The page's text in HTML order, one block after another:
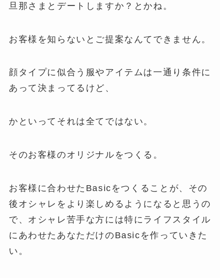
旦那さまとデートしますか？とかね。
お客様を知らないとご提案なんてできません。
顔タイプに似合う服やアイテムは一通り条件に
あって決まってるけど、
かといってそれは全てではない。
そのお客様のオリジナルをつくる。
お客様に合わせたBasicをつくることが、その
後オシャレをより楽しめるようになると思うの
で、オシャレ苦手な方には特にライフスタイル
にあわせたあなただけのBasicを作っていきた
い。